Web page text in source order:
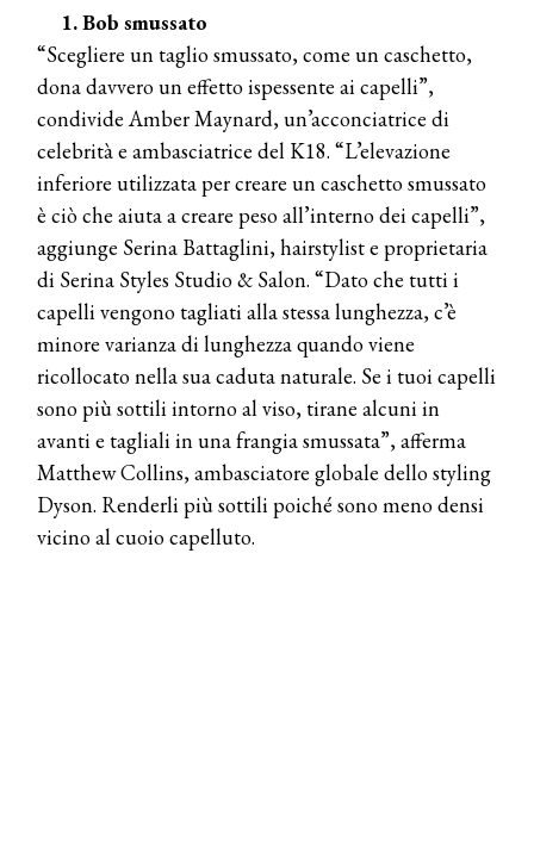
1. Bob smussato
“Scegliere un taglio smussato, come un caschetto,
dona davvero un effetto ispessente ai capelli”,
condivide Amber Maynard, un’acconciatrice di
celebrità e ambasciatrice del K18. “L’elevazione
inferiore utilizzata per creare un caschetto smussato
è ciò che aiuta a creare peso all’interno dei capelli”,
aggiunge Serina Battaglini, hairstylist e proprietaria
di Serina Styles Studio & Salon. “Dato che tutti i
capelli vengono tagliati alla stessa lunghezza, c’è
minore varianza di lunghezza quando viene
ricollocato nella sua caduta naturale. Se i tuoi capelli
sono più sottili intorno al viso, tirane alcuni in
avanti e tagliali in una frangia smussata”, afferma
Matthew Collins, ambasciatore globale dello styling
Dyson. Renderli più sottili poiché sono meno densi
vicino al cuoio capelluto.